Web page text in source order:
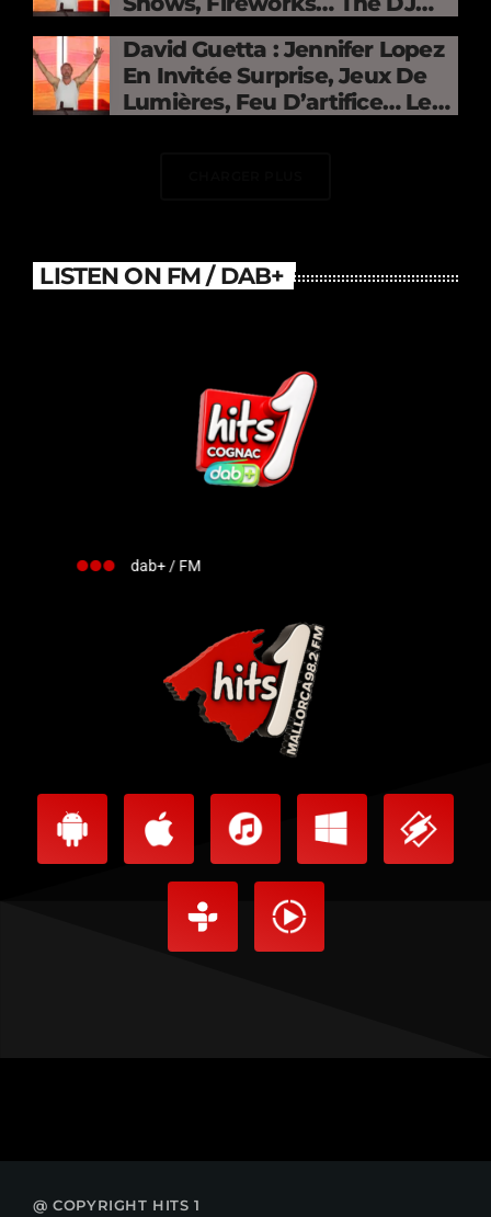
France
David Guetta : Jennifer Lopez
En Invitée Surprise, Jeux De
Lumières, Feu D’artifice… Le
LISTEN ON FM / DAB+
dab+ / FM
@ COPYRIGHT HITS 1